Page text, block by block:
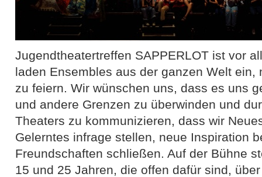
Jugendtheatertreffen SAPPERLOT ist vor
laden Ensembles aus der ganzen Welt ein,
zu feiern. Wir wünschen uns, dass es uns
und andere Grenzen zu überwinden und
Theaters zu kommunizieren, dass wir
Gelerntes infrage stellen, neue Inspiration
Freundschaften schließen. Auf der Bühne
15 und 25 Jahren, die offen dafür sind,